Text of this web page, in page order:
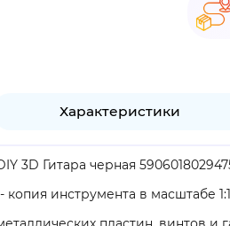
Характеристики
3D Гитара черная
инструмента в масштабе